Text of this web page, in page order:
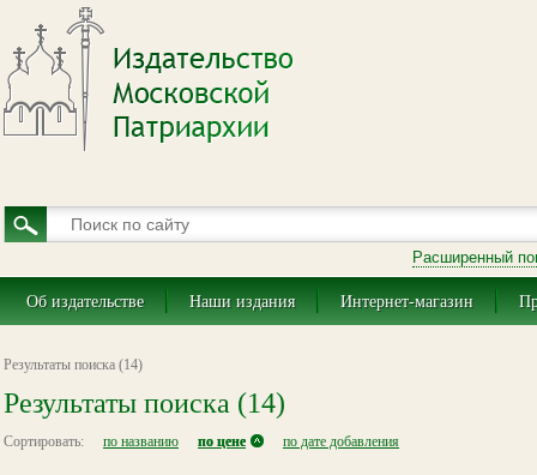
Расширенный
Об издательстве Наши издания Интернет-магазин
Результаты поиска (14)
Результаты поиска (14)
Сортировать: по названию по цене по дате добавления